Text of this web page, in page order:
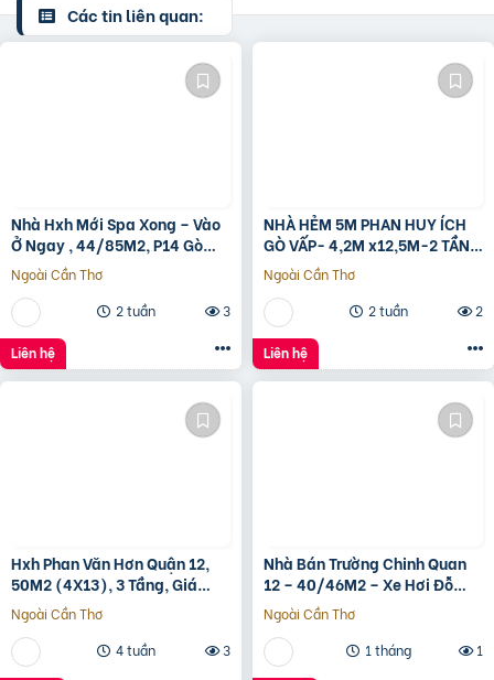
Các tin liên quan:
Nhà Hxh Mới Spa Xong – Vào
Ở Ngay , 44/85M2, P14 Gò
Vấp, Giá 4.X Tỷ
Ngoài Cần Thơ
2 tuần
3
Liên hệ
NHÀ HẺM 5M PHAN HUY ÍCH
GÒ VẤP- 4,2M x12,5M-2 TẦNG
– GIÁ 4,4 TỶ
Ngoài Cần Thơ
2 tuần
2
Liên hệ
Hxh Phan Văn Hơn Quận 12,
50M2 (4X13), 3 Tầng, Giá
4.96 Tỷ
Ngoài Cần Thơ
4 tuần
3
Nhà Bán Trường Chinh Quan
12 – 40/46M2 – Xe Hơi Đỗ
Cửa – 3.1 Tỷ
Ngoài Cần Thơ
1 tháng
1